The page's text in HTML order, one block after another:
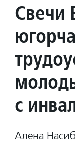
Свечи
с
Алена